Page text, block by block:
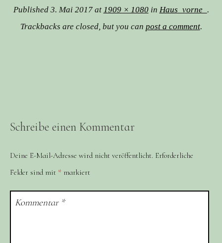
Published 3. Mai 2017at 1909 × 1080in Haus_vorne_ .
Trackbacks are closed, but you can post a comment.
Schreibe einen Kommentar
Deine E-Mail-Adresse wird nicht veröffentlicht. Erforderliche
Felder sind mit * markiert
Kommentar *